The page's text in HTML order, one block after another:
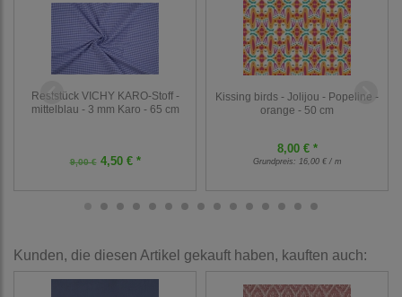
Reststück VICHY KARO-Stoff -
mittelblau - 3 mm Karo - 65 cm
9,00 €4,50 € *
Kissing birds - Jolijou - Popeline -
orange - 50 cm
8,00 € *
Grundpreis: 16,00 € / m
Kunden, die diesen Artikel gekauft haben, kauften auch: